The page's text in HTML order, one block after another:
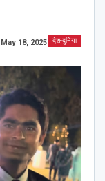
देश-दुनिया
May 18, 2025